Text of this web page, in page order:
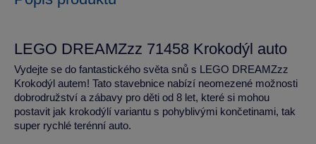
LEGO DREAMZzz 71458 Krokodýl auto
Vydejte se do fantastického světa snů s LEGO DREAMZzz
Krokodýl autem! Tato stavebnice nabízí neomezené možnosti
dobrodružství a zábavy pro děti od 8 let, které si mohou
postavit jak krokodýlí variantu s pohyblivými končetinami, tak
super rychlé terénní auto.